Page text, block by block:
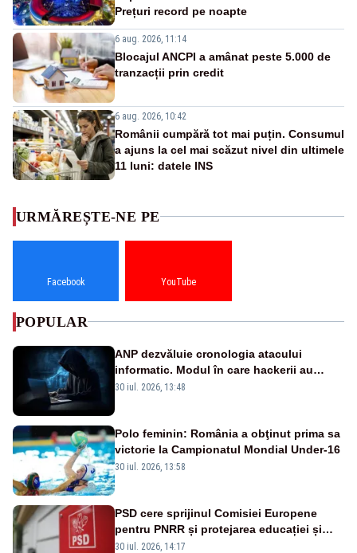
Prețuri record pe noapte
6 aug. 2026, 11:14
Blocajul ANCPI a amânat peste 5.000 de
tranzacții prin credit
6 aug. 2026, 10:42
Românii cumpără tot mai puțin. Consumul
a ajuns la cel mai scăzut nivel din ultimele
11 luni: datele INS
URMĂREȘTE-NE PE
Facebook YouTube
POPULAR
ANP dezvăluie cronologia atacului
informatic. Modul în care hackerii au
pătruns în rețea rămâne necunoscut
30 iul. 2026, 13:48
Polo feminin: România a obţinut prima sa
victorie la Campionatul Mondial Under-16
30 iul. 2026, 13:58
PSD cere sprijinul Comisiei Europene
pentru PNRR și protejarea educației și
sănătății
30 iul. 2026, 14:17